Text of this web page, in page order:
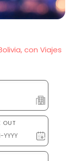
con Viajes
OUT